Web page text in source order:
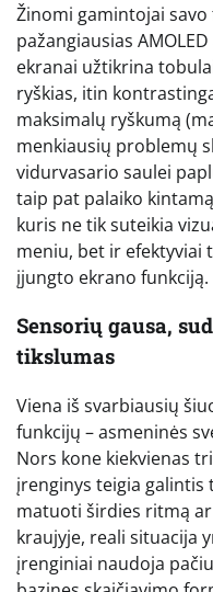
Žinomi gamintojai
pažangiausias
ekranai užtikrina
ryškias, itin
maksimalų ryškumą
menkiausių problemų
vidurvasario saulei
taip pat palaiko
kuris ne tik suteikia
meniu, bet ir efektyviai
įjungto ekrano funkciją.
Sensorių gausa,
tikslumas
Viena iš svarbiausių
funkcijų – asmeninės
Nors kone kiekvienas
įrenginys teigia galintis
matuoti širdies ritmą
kraujyje, reali situacija
įrenginiai naudoja